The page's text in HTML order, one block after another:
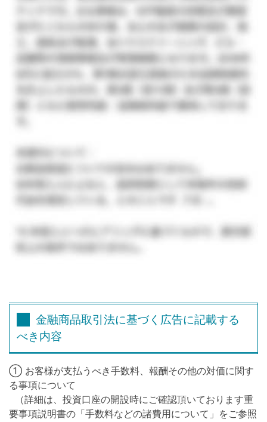
金融商品取引法に基づく広告に記載する
べき内容
① お客様が支払うべき手数料、報酬その他の対価に関す
る事項について
（詳細は、投資口座の開設時にご確認頂いております重
要事項説明書の「手数料などの諸費用について」をご参照